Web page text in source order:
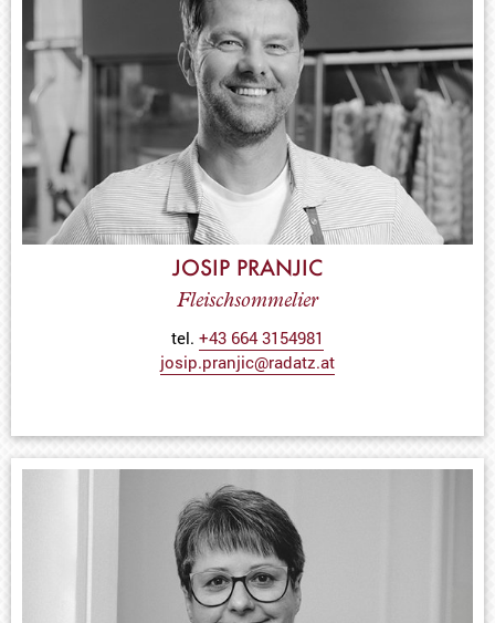
JOSIP PRANJIC
Fleischsommelier
tel. +43 664 3154981
josip.pranjic@radatz.at